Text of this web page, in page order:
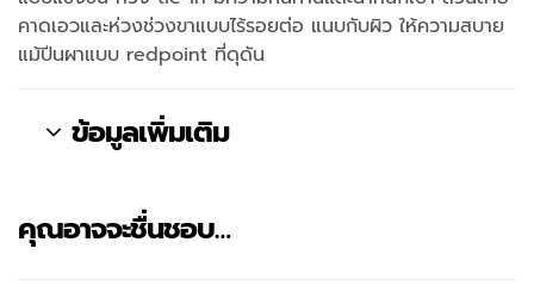
คาดเอวและห่วงช่วงขาแบบไร้รอยต่อ แนบกับผิว ให้ความสบาย
แม้ปีนผาแบบ redpoint ที่ดุดัน
ข้อมูลเพิ่มเติม
คุณอาจจะชื่นชอบ…